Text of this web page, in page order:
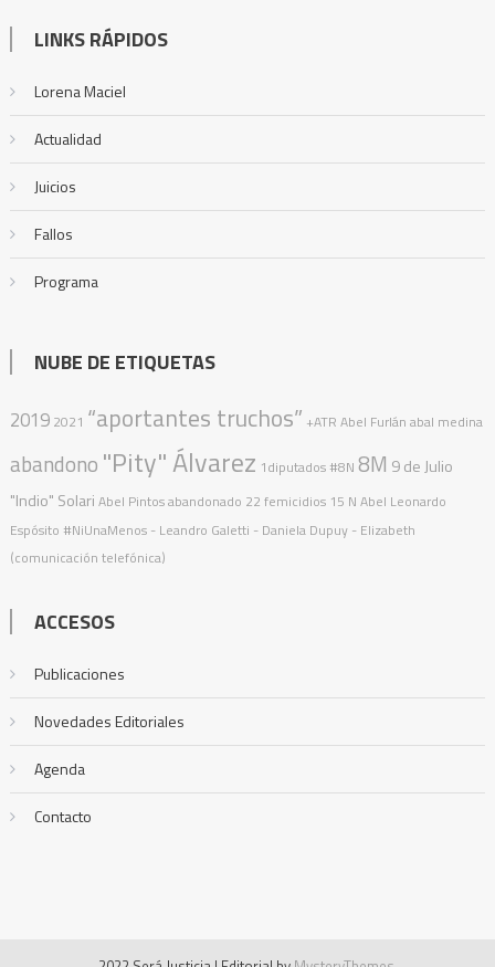
LINKS RÁPIDOS
Lorena Maciel
Actualidad
Juicios
Fallos
Programa
NUBE DE ETIQUETAS
2019 2021 “aportantes truchos” +ATR Abel Furlán abal medina
abandono "Pity" Álvarez 1diputados #8N 8M 9 de Julio
"Indio" Solari Abel Pintosabandonado 22 femicidios 15 N Abel Leonardo
Espósito #NiUnaMenos - Leandro Galetti - Daniela Dupuy - Elizabeth
(comunicación telefónica)
ACCESOS
Publicaciones
Novedades Editoriales
Agenda
Contacto